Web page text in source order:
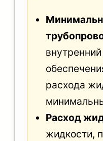
расхода
Расход
жидкости,